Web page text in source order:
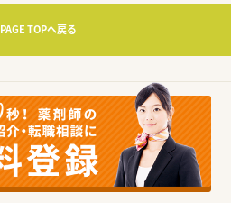
PAGE TOPへ戻る